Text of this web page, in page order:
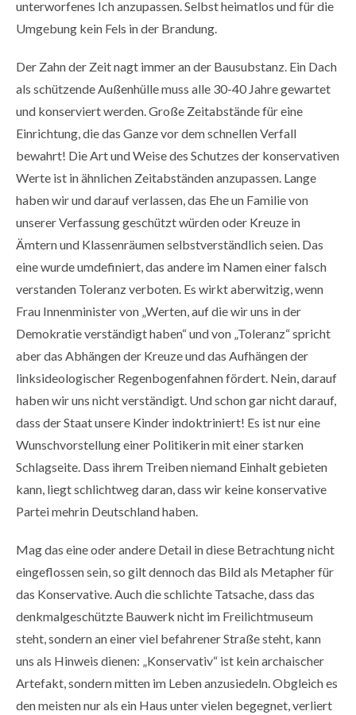
unterworfenes Ich anzupassen. Selbst heimatlos und für die
Umgebung kein Fels in der Brandung.
Der Zahn der Zeit nagt immer an der Bausubstanz. Ein Dach
als schützende Außenhülle muss alle 30-40 Jahre gewartet
und konserviert werden. Große Zeitabstände für eine
Einrichtung, die das Ganze vor dem schnellen Verfall
bewahrt! Die Art und Weise des Schutzes der konservativen
Werte ist in ähnlichen Zeitabständen anzupassen. Lange
haben wir und darauf verlassen, das Ehe un Familie von
unserer Verfassung geschützt würden oder Kreuze in
Ämtern und Klassenräumen selbstverständlich seien. Das
eine wurde umdefiniert, das andere im Namen einer falsch
verstanden Toleranz verboten. Es wirkt aberwitzig, wenn
Frau Innenminister von „Werten, auf die wir uns in der
Demokratie verständigt haben“ und von „Toleranz“ spricht
aber das Abhängen der Kreuze und das Aufhängen der
linksideologischer Regenbogenfahnen fördert. Nein, darauf
haben wir uns nicht verständigt. Und schon gar nicht darauf,
dass der Staat unsere Kinder indoktriniert! Es ist nur eine
Wunschvorstellung einer Politikerin mit einer starken
Schlagseite. Dass ihrem Treiben niemand Einhalt gebieten
kann, liegt schlichtweg daran, dass wir keine konservative
Partei mehrin Deutschland haben.
Mag das eine oder andere Detail in diese Betrachtung nicht
eingeflossen sein, so gilt dennoch das Bild als Metapher für
das Konservative. Auch die schlichte Tatsache, dass das
denkmalgeschützte Bauwerk nicht im Freilichtmuseum
steht, sondern an einer viel befahrener Straße steht, kann
uns als Hinweis dienen: „Konservativ“ ist kein archaischer
Artefakt, sondern mitten im Leben anzusiedeln. Obgleich es
den meisten nur als ein Haus unter vielen begegnet, verliert